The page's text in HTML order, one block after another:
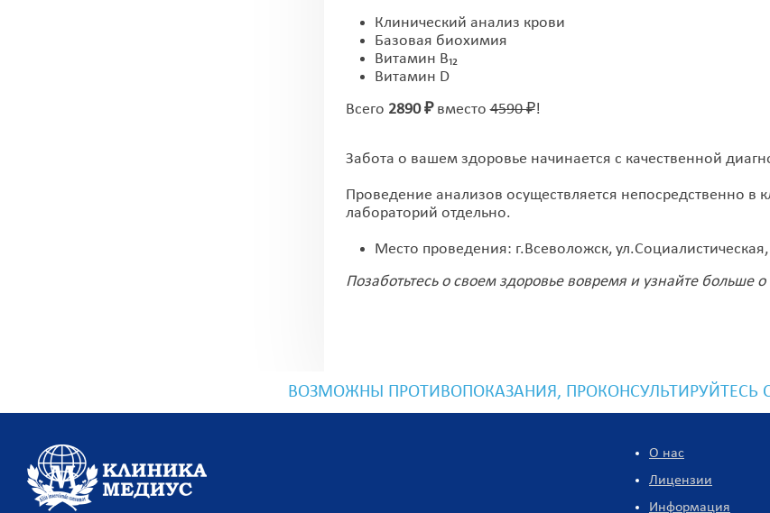
Клинический анализ крови
Базовая биохимия
Витамин B₁₂
Витамин D
Всего 2890 ₽вместо4590 ₽!
Забота о вашем здоровье начинается с качественной
Проведение анализов осуществляется непосредственно
лабораторий отдельно.
Место проведения: г.Всеволожск,
Позаботьтесь о своем здоровье вовремя и узнайте больше
ВОЗМОЖНЫ ПРОТИВОПОКАЗАНИЯ, ПРОКОНСУЛЬТИРУЙТЕСЬ
О нас
Лицензии
Информация